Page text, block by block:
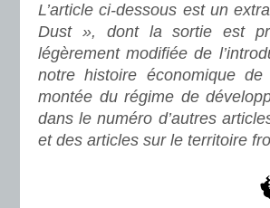
L’article ci-dessous est un
Dust », dont la sortie est
légèrement modifiée de
notre histoire économique
montée du régime de
dans le numéro d’autres
et des articles sur le territoire